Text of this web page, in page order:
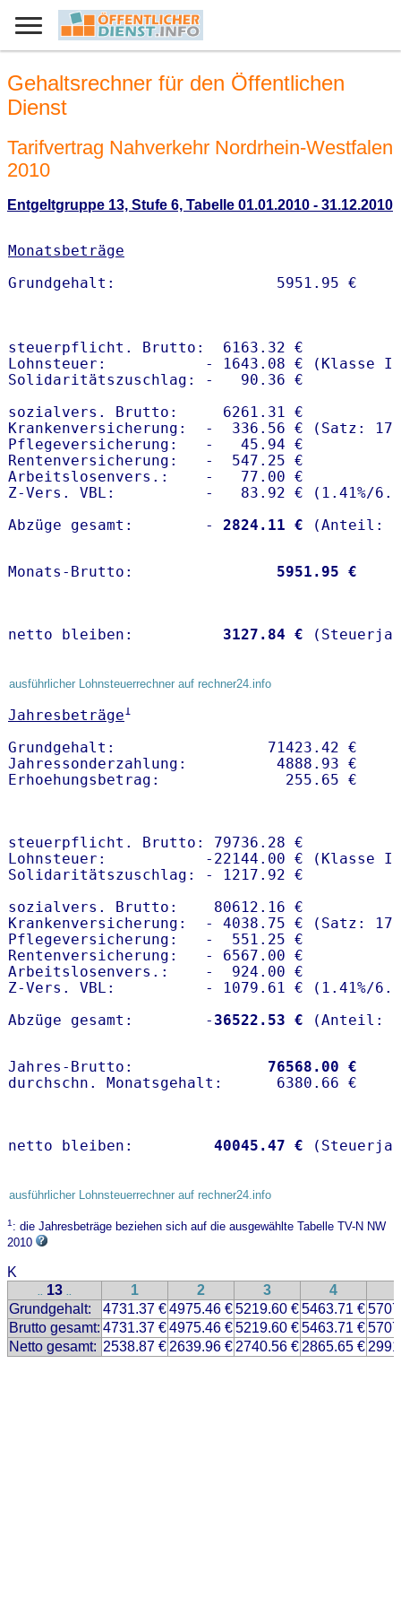
Gehaltsrechner für den Öffentlichen
Dienst
Tarifvertrag Nahverkehr Nordrhein-Westfalen
2010
Entgeltgruppe 13, Stufe 6, Tabelle 01.01.2010 - 31.12.2010
Monatsbeträge
steuerpflicht. Brutto:  6163.32 €
Lohnsteuer:           - 1643.08 € (Klasse I)
Solidaritätszuschlag: -   90.36 €
sozialvers. Brutto:     6261.31 €
Krankenversicherung:  -  336.56 € (Satz:
Pflegeversicherung:   -   45.94 €
Rentenversicherung:   -  547.25 €
Arbeitslosenvers.:    -   77.00 €
Z-Vers. VBL:          -   83.92 € ( 1.41%/
Abzüge gesamt:        -
2824.11 €
Monats-Brutto: 5951.95 €
netto bleiben: 3127.84 €
ausführlicher Lohnsteuerrechner auf rechner24.info
Jahresbeträge1
Grundgehalt:                 71423.42 €
Jahressonderzahlung:          4888.93 €
steuerpflicht. Brutto: 79736.28 €
Lohnsteuer:           -22144.00 € (Klasse I)
Solidaritätszuschlag: - 1217.92 €
sozialvers. Brutto:    80612.16 €
Krankenversicherung:  - 4038.75 € (Satz:
Pflegeversicherung:   -  551.25 €
Rentenversicherung:   - 6567.00 €
Arbeitslosenvers.:    -  924.00 €
Z-Vers. VBL:          - 1079.61 € ( 1.41%/
Abzüge gesamt:        - 36522.53 €
Jahres-Brutto: 76568.00 €
netto bleiben: 40045.47 €
ausführlicher Lohnsteuerrechner auf rechner24.info
1: die Jahresbeträge beziehen sich auf die ausgewählte Tabelle TV-N NW
2010
K
.. 13 .. 1 2 3 4
Grundgehalt:
4731.37 €4975.46 €5219.60 €5463.71 €
Brutto gesamt: 4731.37 €4975.46 €5219.60 €5463.71 €
Netto gesamt: 2538.87 € 2639.96 € 2740.56 € 2865.65 €